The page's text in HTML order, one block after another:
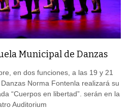
en dos funciones, a las 19 y 21
Norma Fontenla realizará su
“Cuerpos en libertad”. serán en la
Auditorium